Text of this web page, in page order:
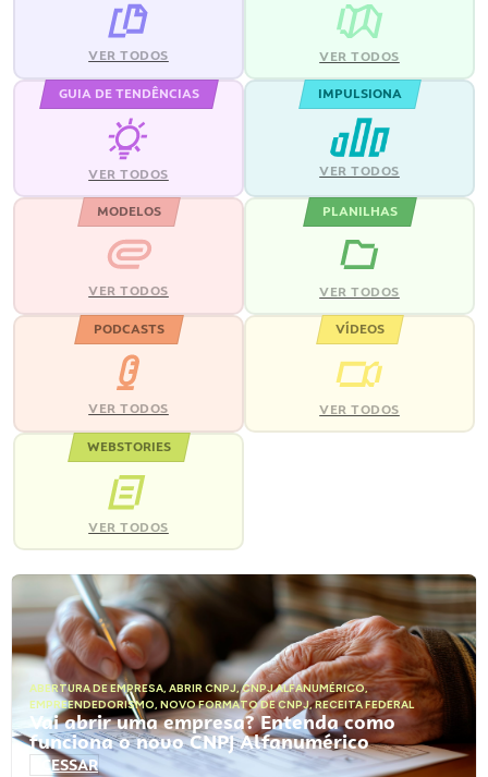
VER TODOS VER TODOS
GUIA DE TENDÊNCIAS
VER TODOS
IMPULSIONA
VER TODOS
MODELOS
VER TODOS
PLANILHAS
VER TODOS
PODCASTS
VER TODOS
VÍDEOS
VER TODOS
WEBSTORIES
VER TODOS
ABERTURA DE EMPRESA, ABRIR CNPJ,CNPJ ALFANUMÉRICO,
EMPREENDEDORISMO, NOVO FORMATO DE CNPJ,RECEITA FEDERAL
Vai abrir uma empresa? Entenda como
funciona o novo CNPJ Alfanumérico
ACESSAR